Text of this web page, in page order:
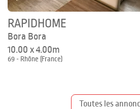
RAPIDHOME
Bora Bora
10.00 x 4.00m
69 - Rhône (France)
Toutes les